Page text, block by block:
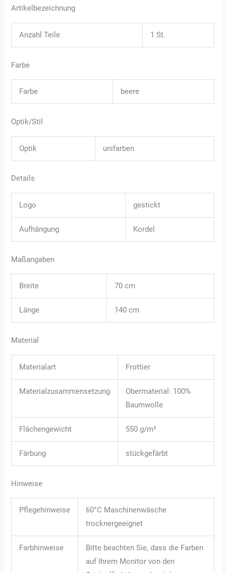
Artikelbezeichnung
Anzahl Teile 1 St.
Farbe
Farbe beere
Optik/Stil
Optik unifarben
Details
Logo gestickt
Aufhängung Kordel
Maßangaben
Breite 70 cm
Länge 140 cm
Material
Materialart Frottier
Materialzusammensetzung
Obermaterial: 100%
Baumwolle
Flächengewicht 550 g/m²
Färbung stückgefärbt
Hinweise
Pflegehinweise
60°C Maschinenwäsche
trocknergeeignet
Farbhinweise
Bitte beachten Sie, dass die Farben
auf Ihrem Monitor von den